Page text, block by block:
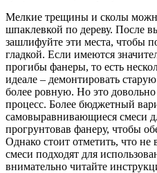
Мелкие трещины и сколы
шпаклевкой по дереву. После
зашлифуйте эти места, чтобы
гладкой. Если имеются
прогибы фанеры, то есть
идеале – демонтировать
более ровную. Но это
процесс. Более бюджетный
самовыравнивающиеся смеси
прогрунтовав фанеру, чтобы
Однако стоит отметить, что
смеси подходят для
внимательно читайте